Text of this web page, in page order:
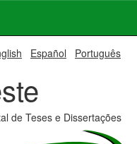
Español Português
de Teses e Dissertações